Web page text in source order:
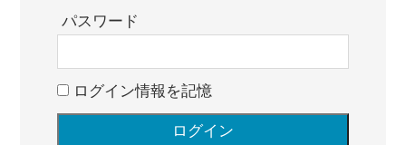
パスワード
ログイン情報を記憶